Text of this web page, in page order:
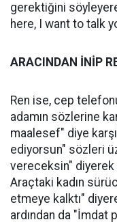
gerektiğini
here, I want to talk
ARACINDAN İNİP
Ren ise, cep
adamın sözlerine
maalesef" diye
ediyorsun" sözleri
vereceksin" diyerek
Araçtaki kadın
etmeye kalktı"
ardından da "İmdat